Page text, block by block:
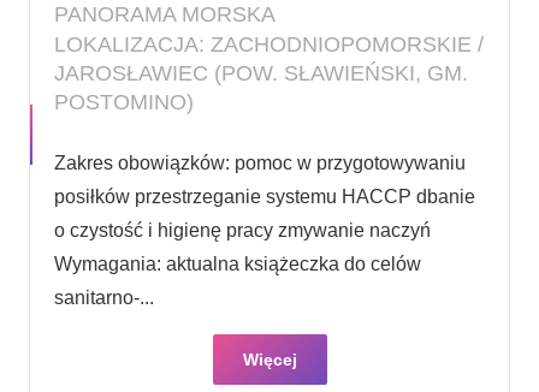
PANORAMA MORSKA
LOKALIZACJA: ZACHODNIOPOMORSKIE /
JAROSŁAWIEC (POW. SŁAWIEŃSKI, GM.
POSTOMINO)
Zakres obowiązków: pomoc w przygotowywaniu
posiłków przestrzeganie systemu HACCP dbanie
o czystość i higienę pracy zmywanie naczyń
Wymagania: aktualna książeczka do celów
sanitarno-...
Więcej